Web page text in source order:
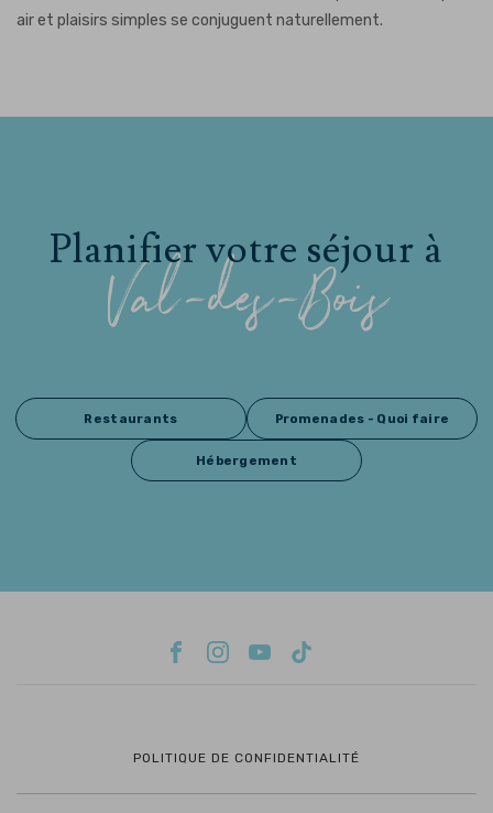
air et plaisirs simples se conjuguent naturellement.
Planifier votre séjour à
Val-des-Bois
Restaurants Promenades - Quoi faire
Hébergement
POLITIQUE DE CONFIDENTIALITÉ